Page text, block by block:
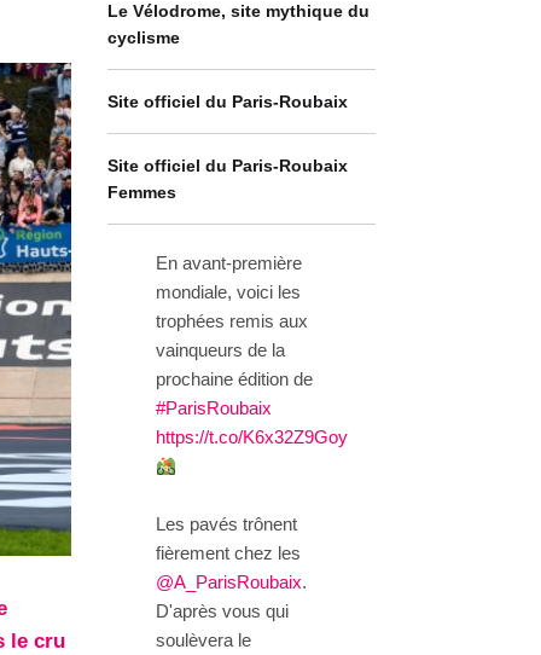
le cru
Le Vélodrome, site mythique du
cyclisme
Site officiel du Paris-Roubaix
Site officiel du Paris-Roubaix
Femmes
En avant-première
mondiale, voici les
trophées remis aux
vainqueurs de la
prochaine édition de
#ParisRoubaix
https://t.co/K6x32Z9Goy
Les pavés trônent
fièrement chez les
@A_ParisRoubaix.
D'après vous qui
soulèvera le